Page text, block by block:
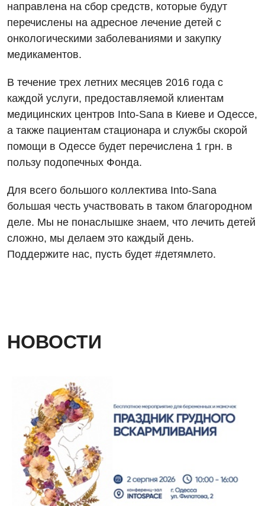
Интернатура
Энциклопедия
Отзывы
Ангиографические исследования
Диагностическое отделение
Инструментальная диагностика
Компьютерная томография
Магнитно-резонансная томография
Маммография
УЗИ
Эндоскопическое отделение
Для взрослых
Гастроэнтерология
Гематология
Гинекологическое отделение
Дерматовенерология
Диетология
Гинекологическое отделение
Диагностическое отделение
Онкологическое отделение
Отдел госпитализации
Отделение интенсивной терапии
Отделение неотложных состояний
Педиатрическое отделение
Скорая медицинская помощь
Урологическое отделение
Эндоскопическое отделение
Декларирование
Национальный скрининг здоровья 40+
Украинский
Русский
направлена на сбор средств, которые будут
перечислены на адресное лечение детей с
онкологическими заболеваниями и закупку
медикаментов.
В течение трех летних месяцев 2016 года с
каждой услуги, предоставляемой клиентам
медицинских центров Into-Sana в Киеве и Одессе,
а также пациентам стационара и службы скорой
помощи в Одессе будет перечислена 1 грн. в
пользу подопечных Фонда.
Для всего большого коллектива Into-Sana
большая честь участвовать в таком благородном
деле. Мы не понаслышке знаем, что лечить детей
сложно, мы делаем это каждый день.
Поддержите нас, пусть будет #детямлето.
НОВОСТИ